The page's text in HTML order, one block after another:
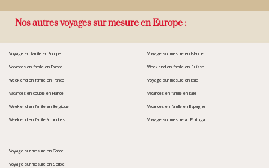
Nos autres voyages sur mesure en Europe :
Voyage en famille en Europe
Vacances en famille en France
Week end en famille en France
Vacances en couple en France
Week end en famille en Belgique
Week end en famille à Londres
Voyage sur mesure en Islande
Week end en famille en Suisse
Voyage sur mesure en Italie
Vacances en famille en Italie
Vacances en famille en Espagne
Voyage sur mesure au Portugal
Voyage sur mesure en Grèce
Voyage sur mesure en Serbie